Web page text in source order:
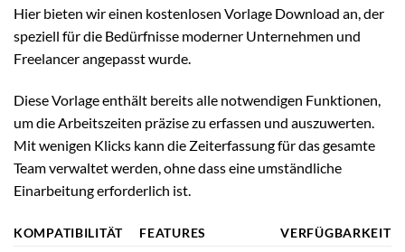
Hier bieten wir einen kostenlosen Vorlage Download an, der
speziell für die Bedürfnisse moderner Unternehmen und
Freelancer angepasst wurde.
Diese Vorlage enthält bereits alle notwendigen Funktionen,
um die Arbeitszeiten präzise zu erfassen und auszuwerten.
Mit wenigen Klicks kann die Zeiterfassung für das gesamte
Team verwaltet werden, ohne dass eine umständliche
Einarbeitung erforderlich ist.
KOMPATIBILITÄT FEATURES VERFÜGBARKEIT